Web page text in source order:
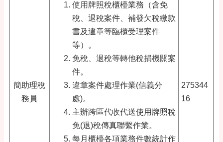
簡助理稅
務員
使用牌照稅櫃檯業務（含免
稅、退稅案件、補發欠稅繳款
書及違章等臨櫃受理案件
等）。
免稅、退稅等轉他稅捐機關案
件。
違章案件處理作業(信義分
處)。
主辦跨區代收代送使用牌照稅
免(退)稅傳真聯繫作業。
每月櫃檯各項業務件數統計作
275344
16